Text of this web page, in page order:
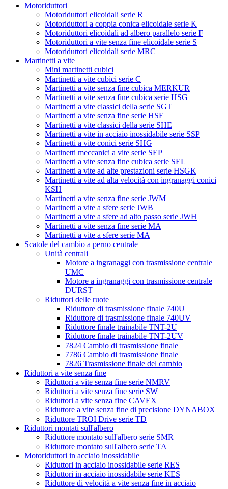
Motoriduttori
Motoriduttori elicoidali serie R
Motoriduttori a coppia conica elicoidale serie K
Motoriduttori elicoidali ad albero parallelo serie F
Motoriduttori a vite senza fine elicoidale serie S
Motoriduttori elicoidali serie MRC
Martinetti a vite
Mini martinetti cubici
Martinetti a vite cubici serie C
Martinetti a vite senza fine cubica MERKUR
Martinetti a vite senza fine cubica serie HSG
Martinetti a vite classici della serie SGT
Martinetti a vite senza fine serie HSE
Martinetti a vite classici della serie SHE
Martinetti a vite in acciaio inossidabile serie SSP
Martinetti a vite conici serie SHG
Martinetti meccanici a vite serie SEP
Martinetti a vite senza fine cubica serie SEL
Martinetti a vite ad alte prestazioni serie HSGK
Martinetti a vite ad alta velocità con ingranaggi conici
KSH
Martinetti a vite senza fine serie JWM
Martinetti a vite a sfere serie JWB
Martinetti a vite a sfere ad alto passo serie JWH
Martinetti a vite senza fine serie MA
Martinetti a vite a sfere serie MA
Scatole del cambio a perno centrale
Unità centrali
Motore a ingranaggi con trasmissione centrale
UMC
Motore a ingranaggi con trasmissione centrale
DURST
Riduttori delle ruote
Riduttore di trasmissione finale 740U
Riduttore di trasmissione finale 740UV
Riduttore finale trainabile TNT-2U
Riduttore finale trainabile TNT-2UV
7824 Cambio di trasmissione finale
7786 Cambio di trasmissione finale
7826 Trasmissione finale del cambio
Riduttori a vite senza fine
Riduttori a vite senza fine serie NMRV
Riduttori a vite senza fine serie SW
Riduttori a vite senza fine CAVEX
Riduttore a vite senza fine di precisione DYNABOX
Riduttore TROI Drive serie TD
Riduttori montati sull'albero
Riduttore montato sull'albero serie SMR
Riduttore montato sull'albero serie TA
Motoriduttori in acciaio inossidabile
Riduttori in acciaio inossidabile serie RES
Riduttori in acciaio inossidabile serie KES
Riduttore di velocità a vite senza fine in acciaio